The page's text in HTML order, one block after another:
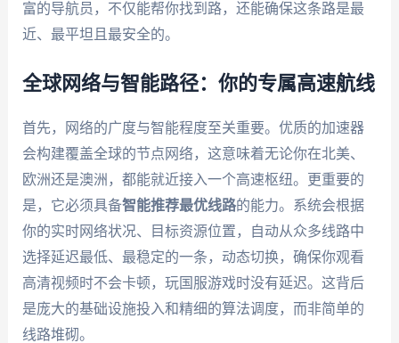
富的导航员，不仅能帮你找到路，还能确保这条路是最
近、最平坦且最安全的。
全球网络与智能路径：你的专属高速航线
首先，网络的广度与智能程度至关重要。优质的加速器
会构建覆盖全球的节点网络，这意味着无论你在北美、
欧洲还是澳洲，都能就近接入一个高速枢纽。更重要的
是，它必须具备智能推荐最优线路的能力。系统会根据
你的实时网络状况、目标资源位置，自动从众多线路中
选择延迟最低、最稳定的一条，动态切换，确保你观看
高清视频时不会卡顿，玩国服游戏时没有延迟。这背后
是庞大的基础设施投入和精细的算法调度，而非简单的
线路堆砌。